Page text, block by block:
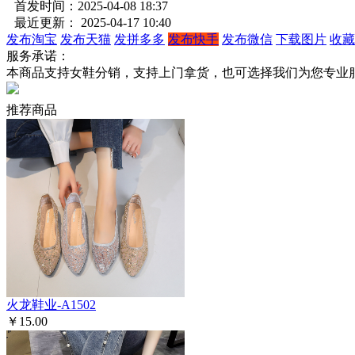
首发时间：2025-04-08 18:37
最近更新： 2025-04-17 10:40
发布淘宝 发布天猫 发拼多多 发布快手 发布微信 下载图片 收
服务承诺：
本商品支持女鞋分销，支持上门拿货，也可选择我们为您专业
推荐商品
火龙鞋业-A1502
￥15.00